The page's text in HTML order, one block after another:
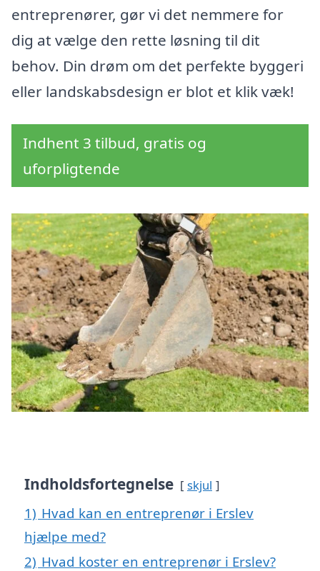
entreprenører, gør vi det nemmere for
dig at vælge den rette løsning til dit
behov. Din drøm om det perfekte byggeri
eller landskabsdesign er blot et klik væk!
Indhent 3 tilbud, gratis og
uforpligtende
Indholdsfortegnelse skjul
1) Hvad kan en entreprenør i Erslev
hjælpe med?
2) Hvad koster en entreprenør i Erslev?